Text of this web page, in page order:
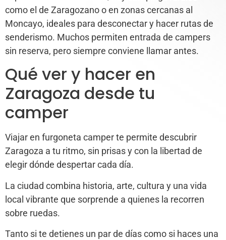
como el de Zaragozano o en zonas cercanas al
Moncayo, ideales para desconectar y hacer rutas de
senderismo. Muchos permiten entrada de campers
sin reserva, pero siempre conviene llamar antes.
Qué ver y hacer en
Zaragoza desde tu
camper
Viajar en furgoneta camper te permite descubrir
Zaragoza a tu ritmo, sin prisas y con la libertad de
elegir dónde despertar cada día.
La ciudad combina historia, arte, cultura y una vida
local vibrante que sorprende a quienes la recorren
sobre ruedas.
Tanto si te detienes un par de días como si haces una